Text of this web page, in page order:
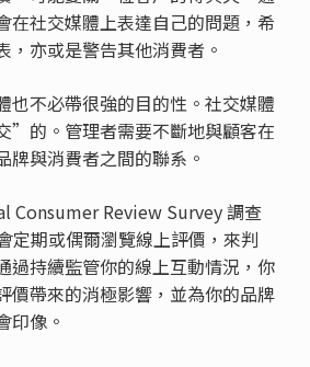
在社交媒體上表達自己的問題，希
，亦或是警告其他消費者。
也不必帶很強的目的性。社交媒體
”的。管理者需要不斷地與顧客在
牌與消費者之間的聯系。
Consumer Review Survey 調查
定期或偶爾瀏覽線上評價，來判
過持續監管你的線上互動情況，你
價帶來的消極影響，並為你的品牌
印像。